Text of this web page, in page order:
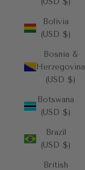
Bolivia
(USD $)
Bosnia &
Herzegovina
(USD $)
Botswana
(USD $)
Brazil
(USD $)
British